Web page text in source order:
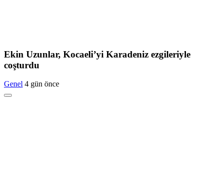
Ekin Uzunlar, Kocaeli’yi Karadeniz ezgileriyle
coşturdu
Genel 4 gün önce